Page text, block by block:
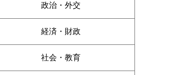
政治・外交
経済・財政
社会・教育